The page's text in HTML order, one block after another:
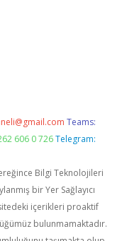
Teams:
606 0 726 Telegram:
Bilgi Teknolojileri
bir Yer Sağlayıcı
içerikleri proaktif
bulunmamaktadır.